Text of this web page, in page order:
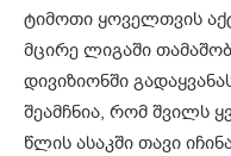
ტიმოთი ყოველთვის
მცირე ლიგაში
დივიზიონში
შეამჩნია, რომ შვილს
წლის ასაკში თავი